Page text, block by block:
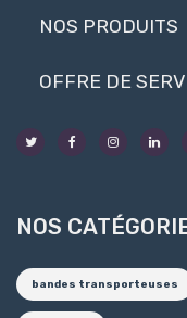
NOS PRODUITS
OFFRE DE
NOS
bandes transporteuses